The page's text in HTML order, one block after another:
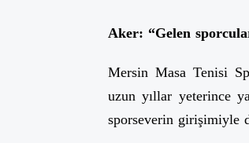
Aker: “Gelen
Mersin Masa Tenisi
uzun yıllar yeterince
sporseverin girişimiyle